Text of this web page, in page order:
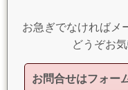
お急ぎでなければメ
どうぞお
お問合せはフォー